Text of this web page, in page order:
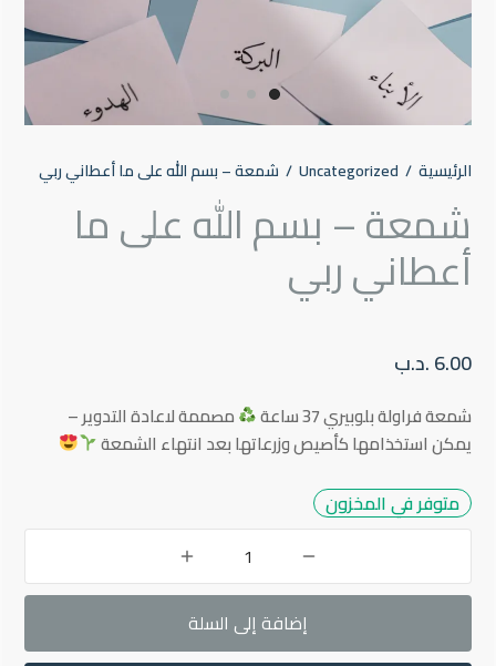
الرئيسية /
Uncategorized
/ شمعة – بسم الله على ما أعطاني ربي
شمعة – بسم الله على ما
أعطاني ربي
6.00.د.ب
شمعةفراولةبلوبيري ساعة مصممةلاعادةالتدوير–
يمكناستخذامها كأصيص وزرعاتهابعد انتهاء الشمعة
متوفر في المخزون
إضافة إلى السلة